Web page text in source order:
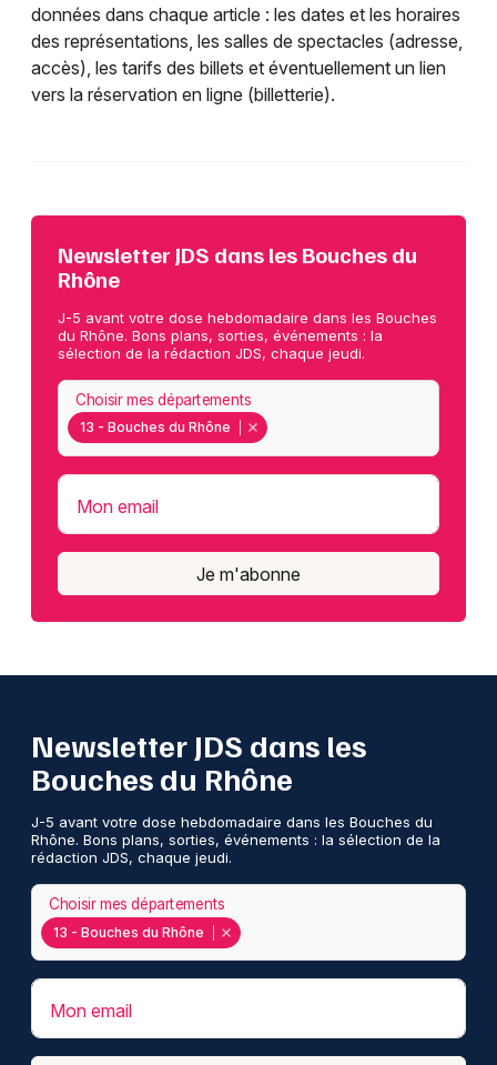
données dans chaque article : les dates et les horaires
des représentations, les salles de spectacles (adresse,
accès), les tarifs des billets et éventuellement un lien
vers la réservation en ligne (billetterie).
Newsletter JDS dans les Bouches du
Rhône
J-5 avant votre dose hebdomadaire dans les Bouches
du Rhône. Bons plans, sorties, événements : la
sélection de la rédaction JDS, chaque jeudi.
13 - Bouches du Rhône
Choisir mes départements
Mon email
Je m'abonne
Newsletter JDS dans les
Bouches du Rhône
J-5 avant votre dose hebdomadaire dans les Bouches du
Rhône. Bons plans, sorties, événements : la sélection de la
rédaction JDS, chaque jeudi.
13 - Bouches du Rhône
Choisir mes départements
Mon email